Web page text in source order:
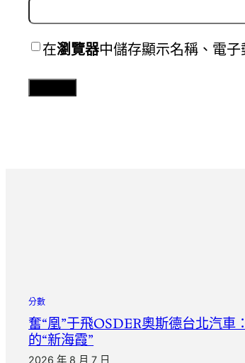
在瀏覽器中儲存顯示名稱、電
分數
奮“凰”于飛OSDER奧斯德台北汽車
的“新海霞”
2026 年 8 月 7 日